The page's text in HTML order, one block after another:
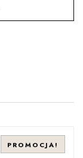
PROMOCJA!